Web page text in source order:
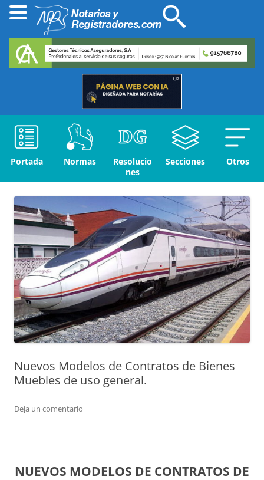
Portada Normas
Resolucio
nes
Secciones Otros
Nuevos Modelos de Contratos de Bienes
Muebles de uso general.
Deja un comentario
NUEVOS MODELOS DE CONTRATOS DE